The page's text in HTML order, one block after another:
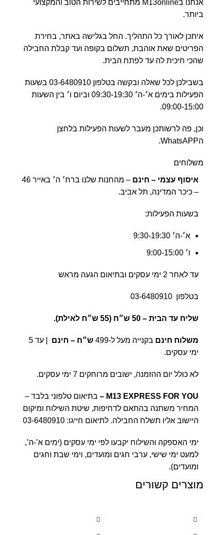
אנחנו בM13online מתחייבים לשירות הטוב והמקצועי
ביותר.
איתכן לאורך כל התהליך. החל בגלישה באתר, בחירת
הפריטים שאת אוהבת, תשלום בקופה ועד קבלת החבילה
שהכי חיכית לה עד לפתח הבית.
בשבילכן לכל שאלה ובקשה בטלפון 03-6480910 בשעות
הפעילות בימים א׳-ה׳ 09:30-19:30 וביום ו׳ בין השעות
09:00-15:00.
וכן, פה לרשותכן מעבר לשעות הפעילות בלחצן
הWhatsAPP.
משלוחים
איסוף עצמי – חינם
– מהחנות שלנו ברח׳ ה׳ באייר 46
– כיכר המדינה, תל אביב.
בשעות הפעילות:
א׳-ה׳ 9:30-19:30
ו׳ 9:00-15:00
עד לאחר 2 ימי עסקים ובתיאום הגעה מראש
בטלפון 03-6480910
שליח עד הבית –
משלוח חינם בקנייה מעל ל-499 ש״ח – חינם
| עד 5
ימי עסקים.
לא כולל יום ההזמנה, ישובים מרוחקים 7 ימי עסקים.
M13 EXPRESS FOR YOU
– בתיאום טלפוני בלבד –
המחיר משתנה בהתאם לדחיפות, שיטת השילוח ומיקום
היישוב אליו תשלח החבילה. לתיאום חייגו: 03-6480910
ימי האספקה והשילוח יקבעו לפי ימי עסקים (ימים א’-ה’,
למעט ימי שישי, ערבי חגים ומועדים, וימי שבת וחגים
ומועדים).
מוצרים קשורים